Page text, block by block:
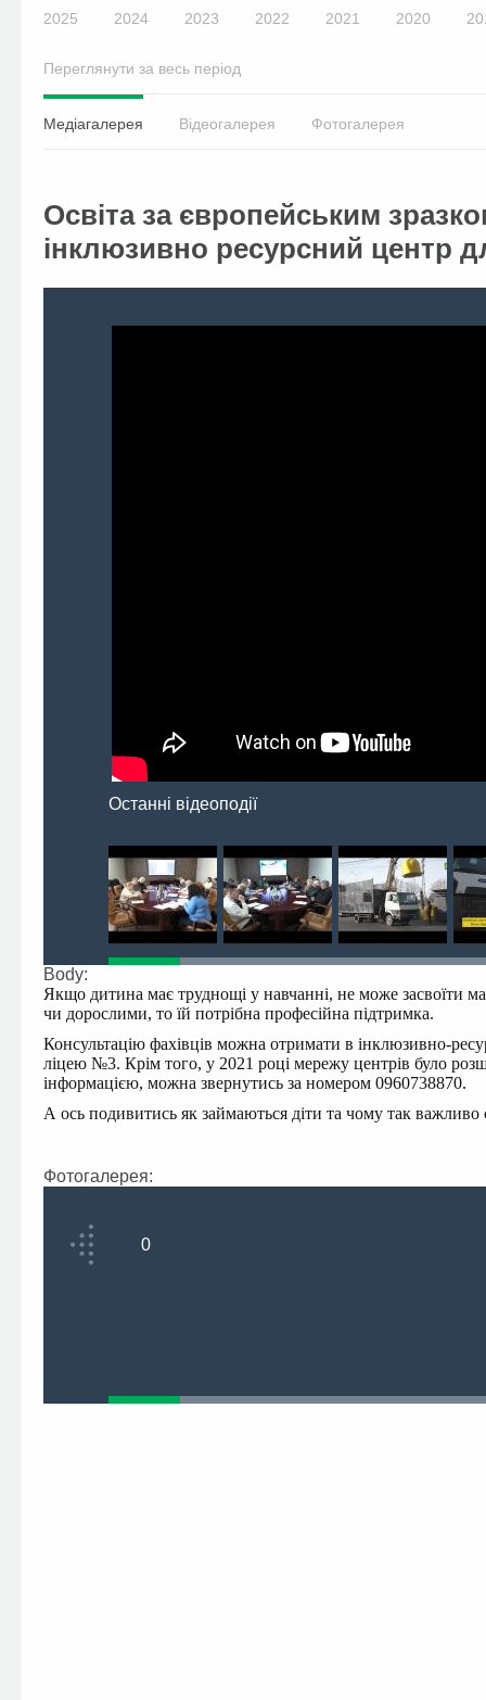
2025 2024 2023 2022 2021 2020
Переглянути за весь період
Медіагалерея Відеогалерея Фотогалерея
Освіта за європейським
інклюзивно ресурсний центр
Останні відеоподії
Body:
Якщо дитина має труднощі у навчанні, не може засвоїти
чи дорослими, то їй потрібна професійна підтримка.
Консультацію фахівців можна отримати в інклюзивно-
ліцею №3. Крім того, у 2021 році мережу центрів було
інформацією, можна звернутись за номером 0960738870.
А ось подивитись як займаються діти та чому так
Фотогалерея:
0